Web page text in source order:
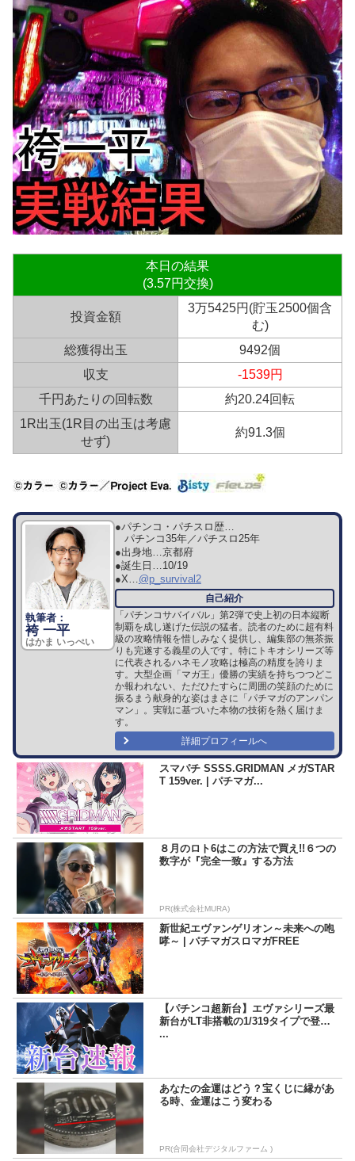
本日の結果
(3.57円交換)
投資金額
3万5425円(貯玉2500個含
む)
総獲得出玉
9492個
収支
-1539円
千円あたりの回転数
約20.24回転
1R出玉(1R目の出玉は考慮
せず)
約91.3個
袴 一平
はかま いっぺい
●パチンコ・パチスロ歴…
パチンコ35年／パチスロ25年
●出身地…京都府
●誕生日…10/19
●X…@p_survival2
「パチンコサバイバル」第2弾で史上初の日本縦断
制覇を成し遂げた伝説の猛者。読者のために超有料
級の攻略情報を惜しみなく提供し、編集部の無茶振
りも完遂する義星の人です。特にトキオシリーズ等
に代表されるハネモノ攻略は極高の精度を誇りま
す。大型企画「マガ王」優勝の実績を持ちつつどこ
か報われない、ただひたすらに周囲の笑顔のために
振るまう献身的な姿はまさに「パチマガのアンパン
マン」。実戦に基づいた本物の技術を熱く届けま
す。
詳細プロフィールへ
スマパチ SSSS.GRIDMAN メガSTAR
T 159ver. | パチマガ...
８月のロト6はこの方法で買え!!６つの
数字が『完全一致』する方法
PR(株式会社MURA)
新世紀エヴァンゲリオン～未来への咆
哮～ | パチマガスロマガFREE
【パチンコ超新台】エヴァシリーズ最
新台がLT非搭載の1/319タイプで登場!!
...
あなたの金運はどう？宝くじに縁があ
る時、金運はこう変わる
PR(合同会社デジタルファーム )